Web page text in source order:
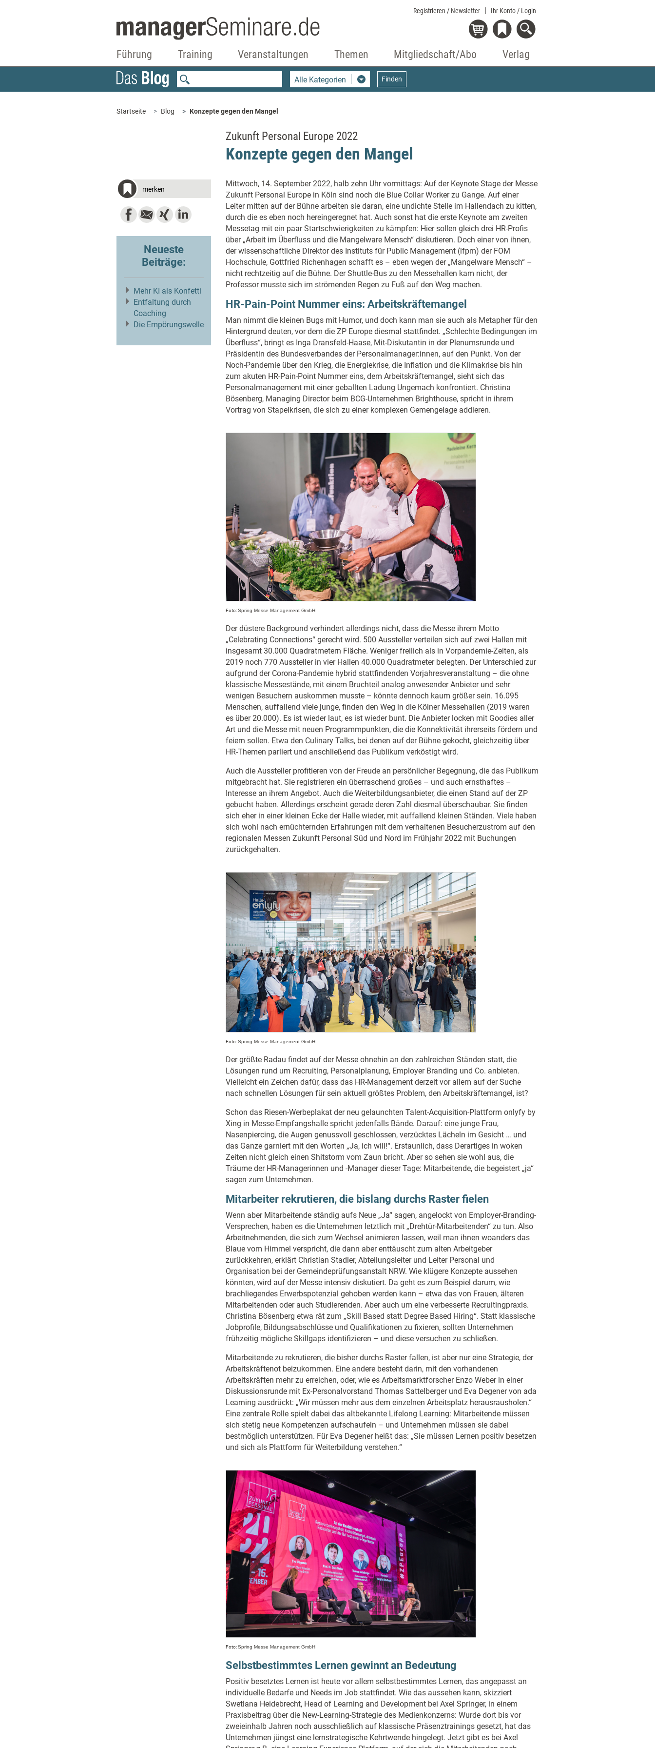
Registrieren / Newsletter Ihr Konto / Login
Führung Training Veranstaltungen Themen Mitgliedschaft/Abo Verlag
Alle Kategorien Finden
Startseite Blog Konzepte gegen den Mangel
Zukunft Personal Europe 2022
Konzepte gegen den Mangel
merken
Neueste
Beiträge:
Mehr KI als Konfetti
Entfaltung durch
Coaching
Die Empörungswelle
Mittwoch, 14. September 2022, halb zehn Uhr vormittags: Auf der Keynote Stage der Messe
Zukunft Personal Europe in Köln sind noch die Blue Collar Worker zu Gange. Auf einer
Leiter mitten auf der Bühne arbeiten sie daran, eine undichte Stelle im Hallendach zu kitten,
durch die es eben noch hereingeregnet hat. Auch sonst hat die erste Keynote am zweiten
Messetag mit ein paar Startschwierigkeiten zu kämpfen: Hier sollen gleich drei HR-Profis
über „Arbeit im Überfluss und die Mangelware Mensch“ diskutieren. Doch einer von ihnen,
der wissenschaftliche Direktor des Instituts für Public Management (ifpm) der FOM
Hochschule, Gottfried Richenhagen schafft es – eben wegen der „Mangelware Mensch“ –
nicht rechtzeitig auf die Bühne. Der Shuttle-Bus zu den Messehallen kam nicht, der
Professor musste sich im strömenden Regen zu Fuß auf den Weg machen.
HR-Pain-Point Nummer eins: Arbeitskräftemangel
Man nimmt die kleinen Bugs mit Humor, und doch kann man sie auch als Metapher für den
Hintergrund deuten, vor dem die ZP Europe diesmal stattfindet. „Schlechte Bedingungen im
Überfluss“, bringt es Inga Dransfeld-Haase, Mit-Diskutantin in der Plenumsrunde und
Präsidentin des Bundesverbandes der Personalmanager:innen, auf den Punkt. Von der
Noch-Pandemie über den Krieg, die Energiekrise, die Inflation und die Klimakrise bis hin
zum akuten HR-Pain-Point Nummer eins, dem Arbeitskräftemangel, sieht sich das
Personalmanagement mit einer geballten Ladung Ungemach konfrontiert. Christina
Bösenberg, Managing Director beim BCG-Unternehmen Brighthouse, spricht in ihrem
Vortrag von Stapelkrisen, die sich zu einer komplexen Gemengelage addieren.
Foto:Spring Messe Management GmbH
Der düstere Background verhindert allerdings nicht, dass die Messe ihrem Motto
„Celebrating Connections“ gerecht wird. 500 Aussteller verteilen sich auf zwei Hallen mit
insgesamt 30.000 Quadratmetern Fläche. Weniger freilich als in Vorpandemie-Zeiten, als
2019 noch 770 Aussteller in vier Hallen 40.000 Quadratmeter belegten. Der Unterschied zur
aufgrund der Corona-Pandemie hybrid stattfindenden Vorjahresveranstaltung – die ohne
klassische Messestände, mit einem Bruchteil analog anwesender Anbieter und sehr
wenigen Besuchern auskommen musste – könnte dennoch kaum größer sein. 16.095
Menschen, auffallend viele junge, finden den Weg in die Kölner Messehallen (2019 waren
es über 20.000). Es ist wieder laut, es ist wieder bunt. Die Anbieter locken mit Goodies aller
Art und die Messe mit neuen Programmpunkten, die die Konnektivität ihrerseits fördern und
feiern sollen. Etwa den Culinary Talks, bei denen auf der Bühne gekocht, gleichzeitig über
HR-Themen parliert und anschließend das Publikum verköstigt wird.
Auch die Aussteller profitieren von der Freude an persönlicher Begegnung, die das Publikum
mitgebracht hat. Sie registrieren ein überraschend großes – und auch ernsthaftes –
Interesse an ihrem Angebot. Auch die Weiterbildungsanbieter, die einen Stand auf der ZP
gebucht haben. Allerdings erscheint gerade deren Zahl diesmal überschaubar. Sie finden
sich eher in einer kleinen Ecke der Halle wieder, mit auffallend kleinen Ständen. Viele haben
sich wohl nach ernüchternden Erfahrungen mit dem verhaltenen Besucherzustrom auf den
regionalen Messen Zukunft Personal Süd und Nord im Frühjahr 2022 mit Buchungen
zurückgehalten.
Foto:Spring Messe Management GmbH
Der größte Radau findet auf der Messe ohnehin an den zahlreichen Ständen statt, die
Lösungen rund um Recruiting, Personalplanung, Employer Branding und Co. anbieten.
Vielleicht ein Zeichen dafür, dass das HR-Management derzeit vor allem auf der Suche
nach schnellen Lösungen für sein aktuell größtes Problem, den Arbeitskräftemangel, ist?
Schon das Riesen-Werbeplakat der neu gelaunchten Talent-Acquisition-Plattform onlyfy by
Xing in Messe-Empfangshalle spricht jedenfalls Bände. Darauf: eine junge Frau,
Nasenpiercing, die Augen genussvoll geschlossen, verzücktes Lächeln im Gesicht … und
das Ganze garniert mit den Worten „Ja, ich will!“. Erstaunlich, dass Derartiges in woken
Zeiten nicht gleich einen Shitstorm vom Zaun bricht. Aber so sehen sie wohl aus, die
Träume der HR-Managerinnen und -Manager dieser Tage: Mitarbeitende, die begeistert „ja“
sagen zum Unternehmen.
Mitarbeiter rekrutieren, die bislang durchs Raster fielen
Wenn aber Mitarbeitende ständig aufs Neue „Ja“ sagen, angelockt von Employer-Branding-
Versprechen, haben es die Unternehmen letztlich mit „Drehtür-Mitarbeitenden“ zu tun. Also
Arbeitnehmenden, die sich zum Wechsel animieren lassen, weil man ihnen woanders das
Blaue vom Himmel verspricht, die dann aber enttäuscht zum alten Arbeitgeber
zurückkehren, erklärt Christian Stadler, Abteilungsleiter und Leiter Personal und
Organisation bei der Gemeindeprüfungsanstalt NRW. Wie klügere Konzepte aussehen
könnten, wird auf der Messe intensiv diskutiert. Da geht es zum Beispiel darum, wie
brachliegendes Erwerbspotenzial gehoben werden kann – etwa das von Frauen, älteren
Mitarbeitenden oder auch Studierenden. Aber auch um eine verbesserte Recruitingpraxis.
Christina Bösenberg etwa rät zum „Skill Based statt Degree Based Hiring“. Statt klassische
Jobprofile, Bildungsabschlüsse und Qualifikationen zu fixieren, sollten Unternehmen
frühzeitig mögliche Skillgaps identifizieren – und diese versuchen zu schließen.
Mitarbeitende zu rekrutieren, die bisher durchs Raster fallen, ist aber nur eine Strategie, der
Arbeitskräftenot beizukommen. Eine andere besteht darin, mit den vorhandenen
Arbeitskräften mehr zu erreichen, oder, wie es Arbeitsmarktforscher Enzo Weber in einer
Diskussionsrunde mit Ex-Personalvorstand Thomas Sattelberger und Eva Degener von ada
Learning ausdrückt: „Wir müssen mehr aus dem einzelnen Arbeitsplatz herausrausholen.“
Eine zentrale Rolle spielt dabei das altbekannte Lifelong Learning: Mitarbeitende müssen
sich stetig neue Kompetenzen aufschaufeln – und Unternehmen müssen sie dabei
bestmöglich unterstützen. Für Eva Degener heißt das: „Sie müssen Lernen positiv besetzen
und sich als Plattform für Weiterbildung verstehen.“
Foto:Spring Messe Management GmbH
Selbstbestimmtes Lernen gewinnt an Bedeutung
Positiv besetztes Lernen ist heute vor allem selbstbestimmtes Lernen, das angepasst an
individuelle Bedarfe und Needs im Job stattfindet. Wie das aussehen kann, skizziert
Swetlana Heidebrecht, Head of Learning and Development bei Axel Springer, in einem
Praxisbeitrag über die New-Learning-Strategie des Medienkonzerns: Wurde dort bis vor
zweieinhalb Jahren noch ausschließlich auf klassische Präsenztrainings gesetzt, hat das
Unternehmen jüngst eine lernstrategische Kehrtwende hingelegt. Jetzt gibt es bei Axel